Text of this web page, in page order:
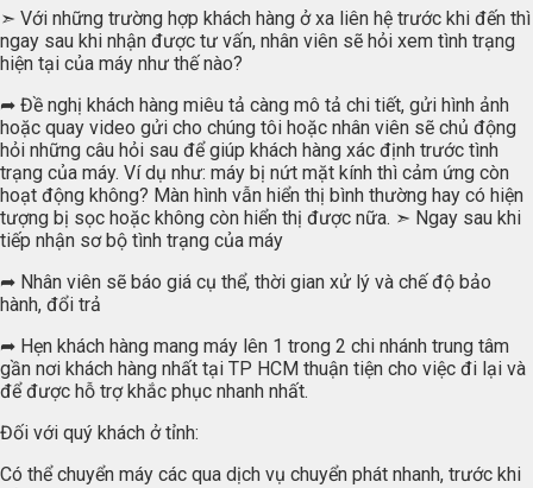
➣ Với những trường hợp khách hàng ở xa liên hệ trước khi đến thì
ngay sau khi nhận được tư vấn, nhân viên sẽ hỏi xem tình trạng
hiện tại của máy như thế nào?
➦ Đề nghị khách hàng miêu tả càng mô tả chi tiết, gửi hình ảnh
hoặc quay video gửi cho chúng tôi hoặc nhân viên sẽ chủ động
hỏi những câu hỏi sau để giúp khách hàng xác định trước tình
trạng của máy. Ví dụ như: máy bị nứt mặt kính thì cảm ứng còn
hoạt động không? Màn hình vẫn hiển thị bình thường hay có hiện
tượng bị sọc hoặc không còn hiển thị được nữa. ➣ Ngay sau khi
tiếp nhận sơ bộ tình trạng của máy
➦ Nhân viên sẽ báo giá cụ thể, thời gian xử lý và chế độ bảo
hành, đổi trả
➦ Hẹn khách hàng mang máy lên 1 trong 2 chi nhánh trung tâm
gần nơi khách hàng nhất tại TP HCM thuận tiện cho việc đi lại và
để được hỗ trợ khắc phục nhanh nhất.
Đối với quý khách ở tỉnh:
Có thể chuyển máy các qua dịch vụ chuyển phát nhanh, trước khi